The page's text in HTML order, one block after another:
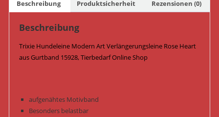
Menge
Beschreibung Produktsicherheit Rezensionen (0)
Beschreibung
Trixie Hundeleine Modern Art Verlängerungsleine Rose Heart
aus Gurtband 15928, Tierbedarf Online Shop
aufgenähtes Motivband
Besonders belastbar